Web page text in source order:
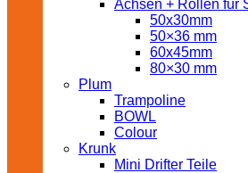
Achsen + Rollen für
50x30mm
50×36 mm
60x45mm
80×30 mm
Plum
Trampoline
BOWL
Colour
Krunk
Mini Drifter Teile